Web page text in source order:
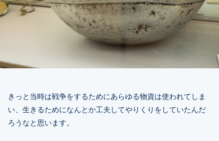
きっと当時は戦争をするためにあらゆる物資は使われてしま
い、生きるためになんとか工夫してやりくりをしていたんだ
ろうなと思います。